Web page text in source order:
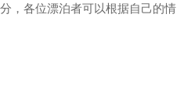
，各位漂泊者可以根据自己的情